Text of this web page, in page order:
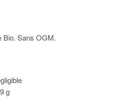
Bio. Sans OGM.
g